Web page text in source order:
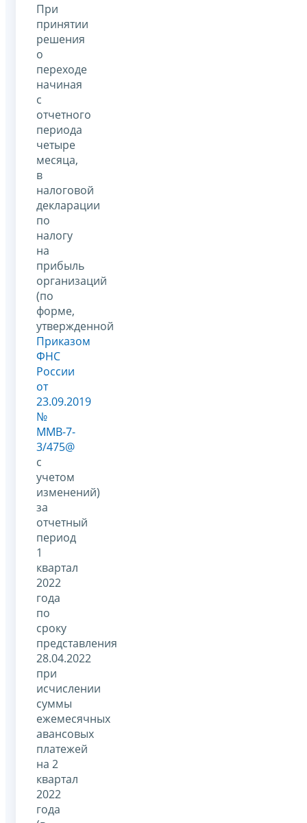
При
принятии
решения
о
переходе
начиная
с
отчетного
периода
четыре
месяца,
в
налоговой
декларации
по
налогу
на
прибыль
организаций
(по
форме,
утвержденной
Приказом
ФНС
России
от
23.09.2019
№
ММВ-7-
3/475@
с
учетом
изменений)
за
отчетный
период
1
квартал
2022
года
по
сроку
представления
28.04.2022
при
исчислении
суммы
ежемесячных
авансовых
платежей
на 2
квартал
2022
года